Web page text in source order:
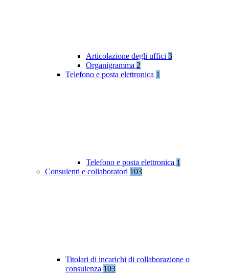
Articolazione degli uffici 3
Organigramma 2
Telefono e posta elettronica 1
Telefono e posta elettronica 1
Consulenti e collaboratori 103
Titolari di incarichi di collaborazione o
consulenza 103